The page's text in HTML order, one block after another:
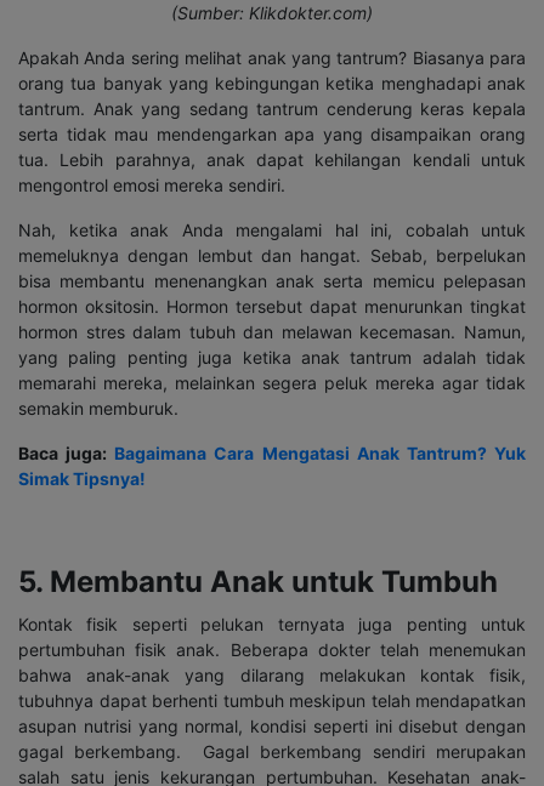
(Sumber: Klikdokter.com)
Apakah Anda sering melihat anak yang tantrum? Biasanya para
orang tua banyak yang kebingungan ketika menghadapi anak
tantrum. Anak yang sedang tantrum cenderung keras kepala
serta tidak mau mendengarkan apa yang disampaikan orang
tua. Lebih parahnya, anak dapat kehilangan kendali untuk
mengontrol emosi mereka sendiri.
Nah, ketika anak Anda mengalami hal ini, cobalah untuk
memeluknya dengan lembut dan hangat. Sebab, berpelukan
bisa membantu menenangkan anak serta memicu pelepasan
hormon oksitosin. Hormon tersebut dapat menurunkan tingkat
hormon stres dalam tubuh dan melawan kecemasan. Namun,
yang paling penting juga ketika anak tantrum adalah tidak
memarahi mereka, melainkan segera peluk mereka agar tidak
semakin memburuk.
Baca juga: Bagaimana Cara Mengatasi Anak Tantrum? Yuk
Simak Tipsnya!
5. Membantu Anak untuk Tumbuh
Kontak fisik seperti pelukan ternyata juga penting untuk
pertumbuhan fisik anak. Beberapa dokter telah menemukan
bahwa anak-anak yang dilarang melakukan kontak fisik,
tubuhnya dapat berhenti tumbuh meskipun telah mendapatkan
asupan nutrisi yang normal, kondisi seperti ini disebut dengan
gagal berkembang. Gagal berkembang sendiri merupakan
salah satu jenis kekurangan pertumbuhan. Kesehatan anak-